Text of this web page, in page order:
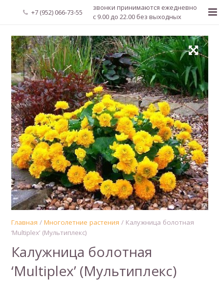
+7 (952) 066-73-55
звонки принимаются ежедневно
с 9.00 до 22.00 без выходных
Главная
О нас
Новости
Каталог растений
Доставка и оплата
Мой аккаунт
Регистрация
Главная / Многолетние растения / Калужница болотная
‘Multiplex’ (Мультиплекс)
Калужница болотная
‘Multiplex’ (Мультиплекс)